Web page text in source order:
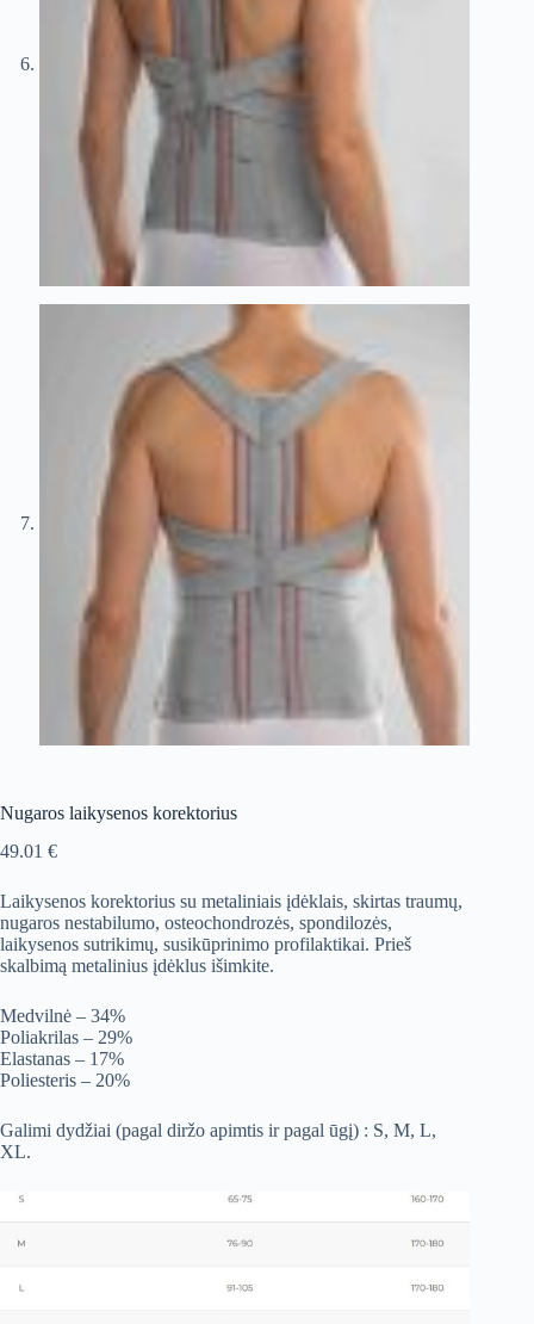
Nugaros laikysenos korektorius
49.01 €
Laikysenos korektorius su metaliniais įdėklais, skirtas traumų,
nugaros nestabilumo, osteochondrozės, spondilozės,
laikysenos sutrikimų, susikūprinimo profilaktikai. Prieš
skalbimą metalinius įdėklus išimkite.
Medvilnė – 34%
Poliakrilas – 29%
Elastanas – 17%
Poliesteris – 20%
Galimi dydžiai (pagal diržo apimtis ir pagal ūgį) : S, M, L,
XL.